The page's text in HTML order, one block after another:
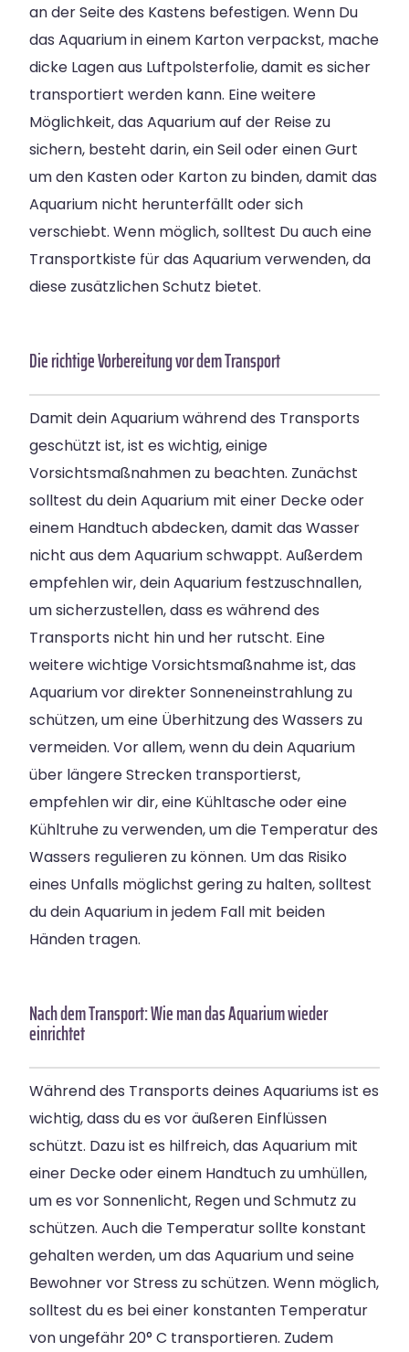
an der Seite des Kastens befestigen. Wenn Du
das Aquarium in einem Karton verpackst, mache
dicke Lagen aus Luftpolsterfolie, damit es sicher
transportiert werden kann. Eine weitere
Möglichkeit, das Aquarium auf der Reise zu
sichern, besteht darin, ein Seil oder einen Gurt
um den Kasten oder Karton zu binden, damit das
Aquarium nicht herunterfällt oder sich
verschiebt. Wenn möglich, solltest Du auch eine
Transportkiste für das Aquarium verwenden, da
diese zusätzlichen Schutz bietet.
Die richtige Vorbereitung vor dem Transport
Damit dein Aquarium während des Transports
geschützt ist, ist es wichtig, einige
Vorsichtsmaßnahmen zu beachten. Zunächst
solltest du dein Aquarium mit einer Decke oder
einem Handtuch abdecken, damit das Wasser
nicht aus dem Aquarium schwappt. Außerdem
empfehlen wir, dein Aquarium festzuschnallen,
um sicherzustellen, dass es während des
Transports nicht hin und her rutscht. Eine
weitere wichtige Vorsichtsmaßnahme ist, das
Aquarium vor direkter Sonneneinstrahlung zu
schützen, um eine Überhitzung des Wassers zu
vermeiden. Vor allem, wenn du dein Aquarium
über längere Strecken transportierst,
empfehlen wir dir, eine Kühltasche oder eine
Kühltruhe zu verwenden, um die Temperatur des
Wassers regulieren zu können. Um das Risiko
eines Unfalls möglichst gering zu halten, solltest
du dein Aquarium in jedem Fall mit beiden
Händen tragen.
Nach dem Transport: Wie man das Aquarium wieder
einrichtet
Während des Transports deines Aquariums ist es
wichtig, dass du es vor äußeren Einflüssen
schützt. Dazu ist es hilfreich, das Aquarium mit
einer Decke oder einem Handtuch zu umhüllen,
um es vor Sonnenlicht, Regen und Schmutz zu
schützen. Auch die Temperatur sollte konstant
gehalten werden, um das Aquarium und seine
Bewohner vor Stress zu schützen. Wenn möglich,
solltest du es bei einer konstanten Temperatur
von ungefähr 20° C transportieren. Zudem